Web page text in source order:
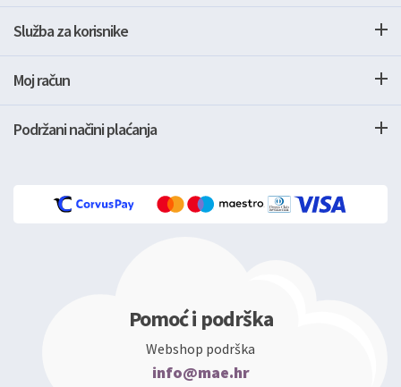
Služba za korisnike
Moj račun
Podržani načini plaćanja
Pomoć i podrška
Webshop podrška
info@mae.hr